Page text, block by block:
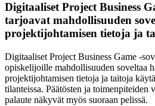
Digitaaliset Project Business
tarjoavat mahdollisuuden
projektijohtamisen tietoja ja
Digitaaliset Project Business Game -
opiskelijoille mahdollisuuden soveltaa
projektijohtamisen tietoja ja taitoja
tilanteissa. Päätösten ja
palaute näkyvät myös suoraan pelissä.